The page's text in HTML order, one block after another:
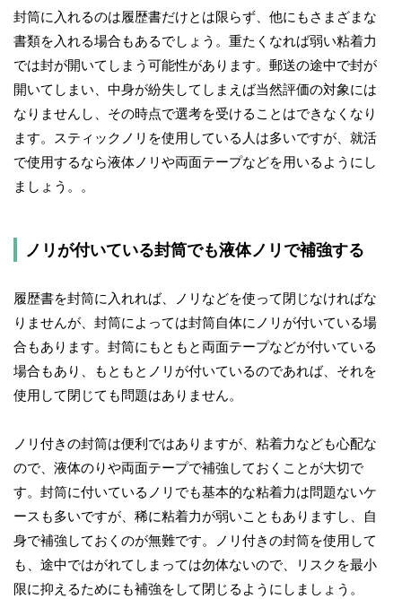
封筒に入れるのは履歴書だけとは限らず、他にもさまざまな
書類を入れる場合もあるでしょう。重たくなれば弱い粘着力
では封が開いてしまう可能性があります。郵送の途中で封が
開いてしまい、中身が紛失してしまえば当然評価の対象には
なりませんし、その時点で選考を受けることはできなくなり
ます。スティックノリを使用している人は多いですが、就活
で使用するなら液体ノリや両面テープなどを用いるようにし
ましょう。。
ノリが付いている封筒でも液体ノリで補強する
履歴書を封筒に入れれば、ノリなどを使って閉じなければな
りませんが、封筒によっては封筒自体にノリが付いている場
合もあります。封筒にもともと両面テープなどが付いている
場合もあり、もともとノリが付いているのであれば、それを
使用して閉じても問題はありません。
ノリ付きの封筒は便利ではありますが、粘着力なども心配な
ので、液体のりや両面テープで補強しておくことが大切で
す。封筒に付いているノリでも基本的な粘着力は問題ないケ
ースも多いですが、稀に粘着力が弱いこともありますし、自
身で補強しておくのが無難です。ノリ付きの封筒を使用して
も、途中ではがれてしまっては勿体ないので、リスクを最小
限に抑えるためにも補強をして閉じるようにしましょう。